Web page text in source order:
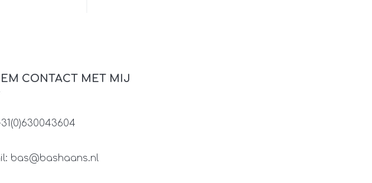
CONTACT MET MIJ
bas@bashaans.nl